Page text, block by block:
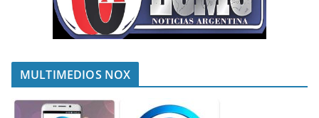
MULTIMEDIOS NOX